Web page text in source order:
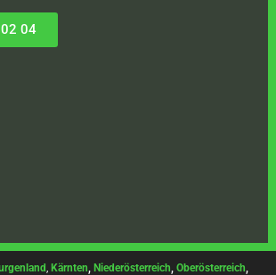
04
, Kärnten, Niederösterreich, Oberösterreich,